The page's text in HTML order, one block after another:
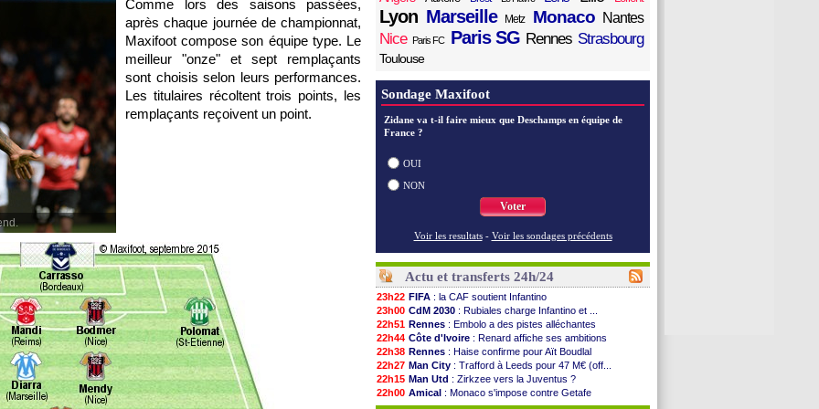
Comme lors des saisons passées,
après chaque journée de championnat,
Maxifoot compose son équipe type. Le
meilleur "onze" et sept remplaçants
sont choisis selon leurs performances.
Les titulaires récoltent trois points, les
remplaçants reçoivent un point.
Lyon Marseille Metz Monaco Nantes
Nice Paris FC Paris SG Rennes Strasbourg
Toulouse
Sondage Maxifoot
Zidane va t-il faire mieux que Deschamps en équipe de
France ?
OUI
NON
Voter
Voir les resultats - Voir les sondages précédents
Actu et transferts 24h/24
23h22 FIFA : la CAF soutient Infantino
23h00 CdM 2030 : Rubiales charge Infantino et ...
22h51 Rennes : Embolo a des pistes alléchantes
22h44 Côte d'Ivoire : Renard affiche ses ambitions
22h38 Rennes : Haise confirme pour Aït Boudlal
22h27 Man City : Trafford à Leeds pour 47 M€ (off...
22h15 Man Utd : Zirkzee vers la Juventus ?
22h00 Amical : Monaco s'impose contre Getafe
21h48 Nantes: Der Zakarian et sa relation avec Kita